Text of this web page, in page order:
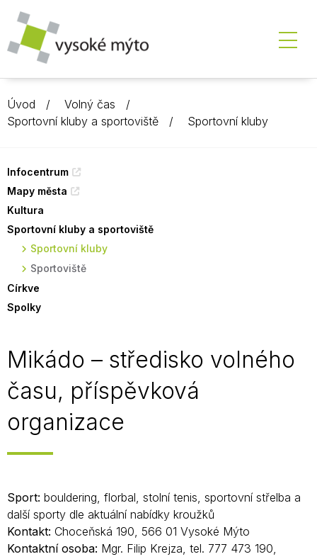
Úvod
Volný čas
Sportovní kluby a sportoviště
Sportovní kluby
Infocentrum
Mapy města
Kultura
Sportovní kluby a sportoviště
Sportovní kluby
Sportoviště
Církve
Spolky
Mikádo – středisko volného
času, příspěvková
organizace
Sport: bouldering, florbal, stolní tenis, sportovní střelba a
další sporty dle aktuální nabídky kroužků
Kontakt: Choceňská 190, 566 01 Vysoké Mýto
Kontaktní osoba: Mgr. Filip Krejza, tel. 777 473 190,